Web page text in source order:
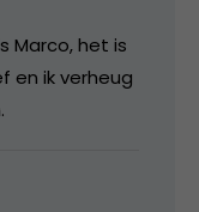
Marco, het is
en ik verheug